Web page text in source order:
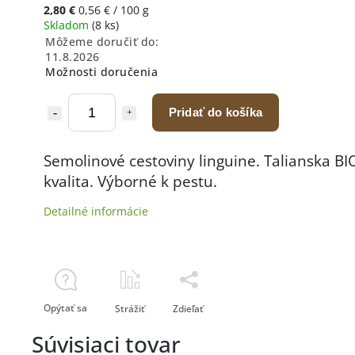
2,80 € 0,56 € / 100 g
Skladom (8 ks)
Môžeme doručiť do:
11.8.2026
Možnosti doručenia
Pridať do košíka
Semolinové cestoviny linguine. Talianska
kvalita. Výborné k pestu.
Detailné informácie
Opýtať sa Strážiť Zdieľať
Súvisiaci tovar